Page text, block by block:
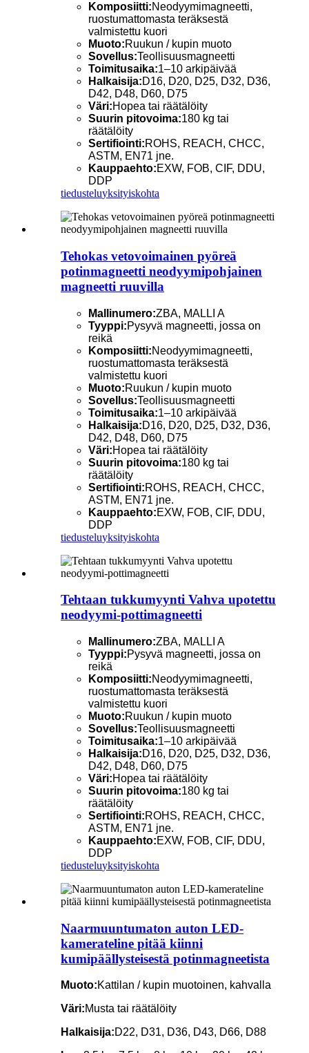
Komposiitti:Neodyymimagneetti,
ruostumattomasta teräksestä
valmistettu kuori
Muoto:Ruukun / kupin muoto
Sovellus:Teollisuusmagneetti
Toimitusaika:1–10 arkipäivää
Halkaisija:D16, D20, D25, D32, D36,
D42, D48, D60, D75
Väri:Hopea tai räätälöity
Suurin pitovoima:180 kg tai
räätälöity
Sertifiointi:ROHS, REACH, CHCC,
ASTM, EN71 jne.
Kauppaehto:EXW, FOB, CIF, DDU,
DDP
tiedusteluyksityiskohta
Tehokas vetovoimainen pyöreä
potinmagneetti neodyymipohjainen
magneetti ruuvilla
Mallinumero:ZBA, MALLI A
Tyyppi:Pysyvä magneetti, jossa on
reikä
Komposiitti:Neodyymimagneetti,
ruostumattomasta teräksestä
valmistettu kuori
Muoto:Ruukun / kupin muoto
Sovellus:Teollisuusmagneetti
Toimitusaika:1–10 arkipäivää
Halkaisija:D16, D20, D25, D32, D36,
D42, D48, D60, D75
Väri:Hopea tai räätälöity
Suurin pitovoima:180 kg tai
räätälöity
Sertifiointi:ROHS, REACH, CHCC,
ASTM, EN71 jne.
Kauppaehto:EXW, FOB, CIF, DDU,
DDP
tiedusteluyksityiskohta
Tehtaan tukkumyynti Vahva upotettu
neodyymi-pottimagneetti
Mallinumero:ZBA, MALLI A
Tyyppi:Pysyvä magneetti, jossa on
reikä
Komposiitti:Neodyymimagneetti,
ruostumattomasta teräksestä
valmistettu kuori
Muoto:Ruukun / kupin muoto
Sovellus:Teollisuusmagneetti
Toimitusaika:1–10 arkipäivää
Halkaisija:D16, D20, D25, D32, D36,
D42, D48, D60, D75
Väri:Hopea tai räätälöity
Suurin pitovoima:180 kg tai
räätälöity
Sertifiointi:ROHS, REACH, CHCC,
ASTM, EN71 jne.
Kauppaehto:EXW, FOB, CIF, DDU,
DDP
tiedusteluyksityiskohta
Naarmuuntumaton auton LED-
kamerateline pitää kiinni
kumipäällysteisestä potinmagneetista
Muoto:Kattilan / kupin muotoinen, kahvalla
Väri:Musta tai räätälöity
Halkaisija:D22, D31, D36, D43, D66, D88